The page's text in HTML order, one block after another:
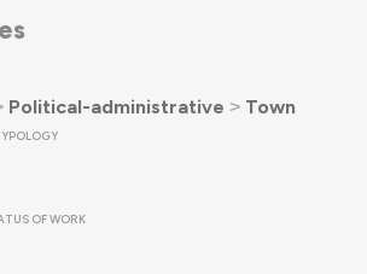
Political-administrative ˃ Town
OF WORK